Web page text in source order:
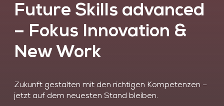
Future Skills advanced
– Fokus Innovation &
New Work
Zukunft gestalten mit den richtigen Kompetenzen –
jetzt auf dem neuesten Stand bleiben.